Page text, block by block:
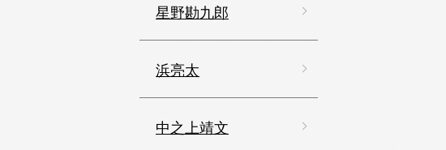
星野勘九郎
浜亮太
中之上靖文